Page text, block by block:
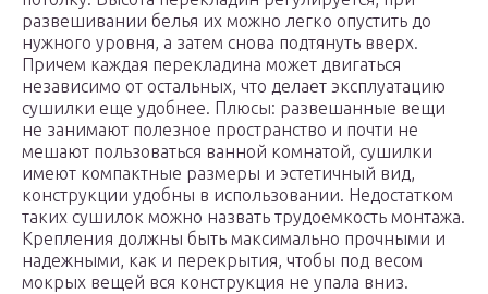
развешивании белья их можно легко опустить до
нужного уровня, а затем снова подтянуть вверх.
Причем каждая перекладина может двигаться
независимо от остальных, что делает эксплуатацию
сушилки еще удобнее. Плюсы: развешанные вещи
не занимают полезное пространство и почти не
мешают пользоваться ванной комнатой, сушилки
имеют компактные размеры и эстетичный вид,
конструкции удобны в использовании. Недостатком
таких сушилок можно назвать трудоемкость монтажа.
Крепления должны быть максимально прочными и
надежными, как и перекрытия, чтобы под весом
мокрых вещей вся конструкция не упала вниз.